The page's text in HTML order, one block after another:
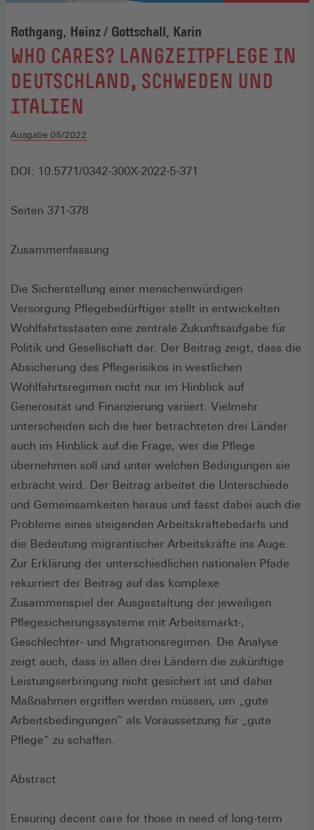
Rothgang, Heinz / Gottschall, Karin
:
WHO CARES? LANGZEITPFLEGE IN
DEUTSCHLAND, SCHWEDEN UND
ITALIEN
Ausgabe 05/2022
DOI: 10.5771/0342-300X-2022-5-371
Seiten 371-378
Zusammenfassung
Die Sicherstellung einer menschenwürdigen
Versorgung Pflegebedürftiger stellt in entwickelten
Wohlfahrtsstaaten eine zentrale Zukunftsaufgabe für
Politik und Gesellschaft dar. Der Beitrag zeigt, dass die
Absicherung des Pflegerisikos in westlichen
Wohlfahrtsregimen nicht nur im Hinblick auf
Generosität und Finanzierung variiert. Vielmehr
unterscheiden sich die hier betrachteten drei Länder
auch im Hinblick auf die Frage, wer die Pflege
übernehmen soll und unter welchen Bedingungen sie
erbracht wird. Der Beitrag arbeitet die Unterschiede
und Gemeinsamkeiten heraus und fasst dabei auch die
Probleme eines steigenden Arbeitskräftebedarfs und
die Bedeutung migrantischer Arbeitskräfte ins Auge.
Zur Erklärung der unterschiedlichen nationalen Pfade
rekurriert der Beitrag auf das komplexe
Zusammenspiel der Ausgestaltung der jeweiligen
Pflegesicherungssysteme mit Arbeitsmarkt-,
Geschlechter- und Migrationsregimen. Die Analyse
zeigt auch, dass in allen drei Ländern die zukünftige
Leistungserbringung nicht gesichert ist und daher
Maßnahmen ergriffen werden müssen, um „gute
Arbeitsbedingungen“ als Voraussetzung für „gute
Pflege“ zu schaffen.
Abstract
Ensuring decent care for those in need of long-term